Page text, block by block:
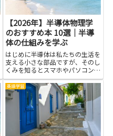
【2026年】半導体物理学
のおすすめ本 10選｜半導
体の仕組みを学ぶ
はじめに半導体は私たちの生活を
支える小さな部品ですが、そのし
くみを知るとスマホやパソコン、
家電がどう動くかが見えてきま
す。この記事では半導体物理学の
本を通じて、基礎の考え方から実
際の仕組みまでやさしく学べま
す。読みやすい本を選ぶと、専門
英語学習